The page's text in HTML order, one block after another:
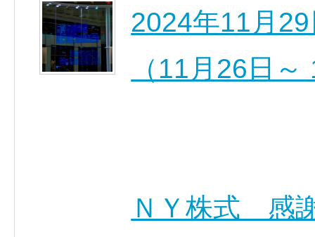
2024年11月
（11月26日
ＮＹ株式 感